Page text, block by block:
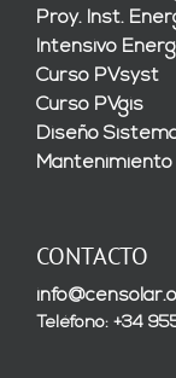
Proy. Inst.
Intensivo
Curso PVsyst
Curso PVgis
Diseño
CONTACTO
Teléfono: +34